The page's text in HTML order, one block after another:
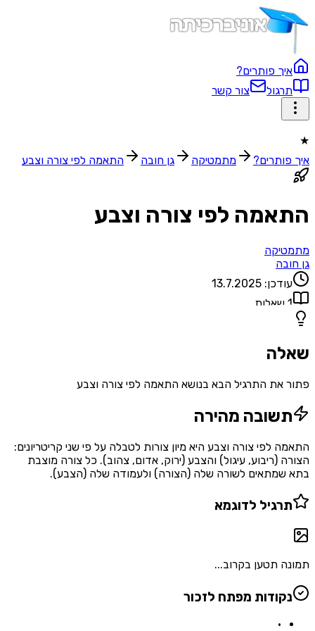
איך פותרים?
תרגול
צור קשר
★
איך פותרים?
מתמטיקה גן חובה התאמה לפי צורה וצבע
התאמה לפי צורה וצבע
מתמטיקה
גן חובה
עודכן: 13.7.2025
1 שאלות
שאלה
פתור את התרגיל הבא בנושא התאמה לפי צורה וצבע
תשובה מהירה
התאמה לפי צורה וצבע היא מיון צורות לטבלה על פי שני קריטריונים:
הצורה (ריבוע, עיגול) והצבע (ירוק, אדום, צהוב). כל צורה מוצבת
בתא שמתאים לשורה שלה (הצורה) ולעמודה שלה (הצבע).
תרגיל לדוגמא
תמונה תטען בקרוב...
נקודות מפתח לזכור
•